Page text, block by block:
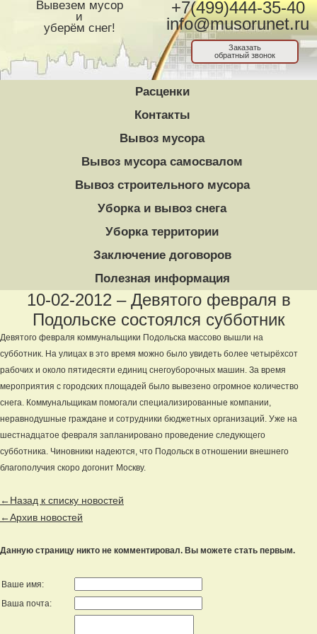
Вывезем мусор
и
уберём снег!
+7(499)444-35-40
info@musorunet.ru
Заказать
обратный звонок
Расценки
Контакты
Вывоз мусора
Вывоз мусора самосвалом
Вывоз строительного мусора
Уборка и вывоз снега
Уборка территории
Заключение договоров
Полезная информация
10-02-2012 – Девятого февраля в
Подольске состоялся субботник
Девятого февраля коммунальщики Подольска массово вышли на
субботник. На улицах в это время можно было увидеть более четырёхсот
рабочих и около пятидесяти единиц снегоуборочных машин. За время
мероприятия с городских площадей было вывезено огромное количество
снега. Коммунальщикам помогали специализированные компании,
неравнодушные граждане и сотрудники бюджетных организаций. Уже на
шестнадцатое февраля запланировано проведение следующего
субботника. Чиновники надеются, что Подольск в отношении внешнего
благополучия скоро догонит Москву.
←Назад к списку новостей
←Архив новостей
Данную страницу никто не комментировал. Вы можете стать первым.
Ваше имя:
Ваша почта: